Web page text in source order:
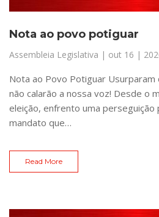
Nota ao povo potiguar
Assembleia Legislativa | out 16 |
Nota ao Povo Potiguar Usurparam
não calarão a nossa voz! Desde o
eleição, enfrento uma perseguição
mandato que…
Read More